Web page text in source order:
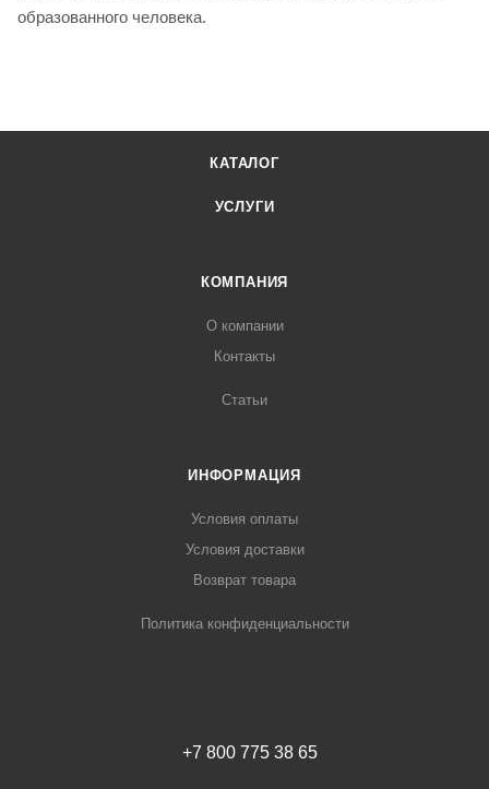
образованного человека.
КАТАЛОГ
УСЛУГИ
КОМПАНИЯ
О компании
Контакты
Статьи
ИНФОРМАЦИЯ
Условия оплаты
Условия доставки
Возврат товара
Политика конфиденциальности
+7 800 775 38 65